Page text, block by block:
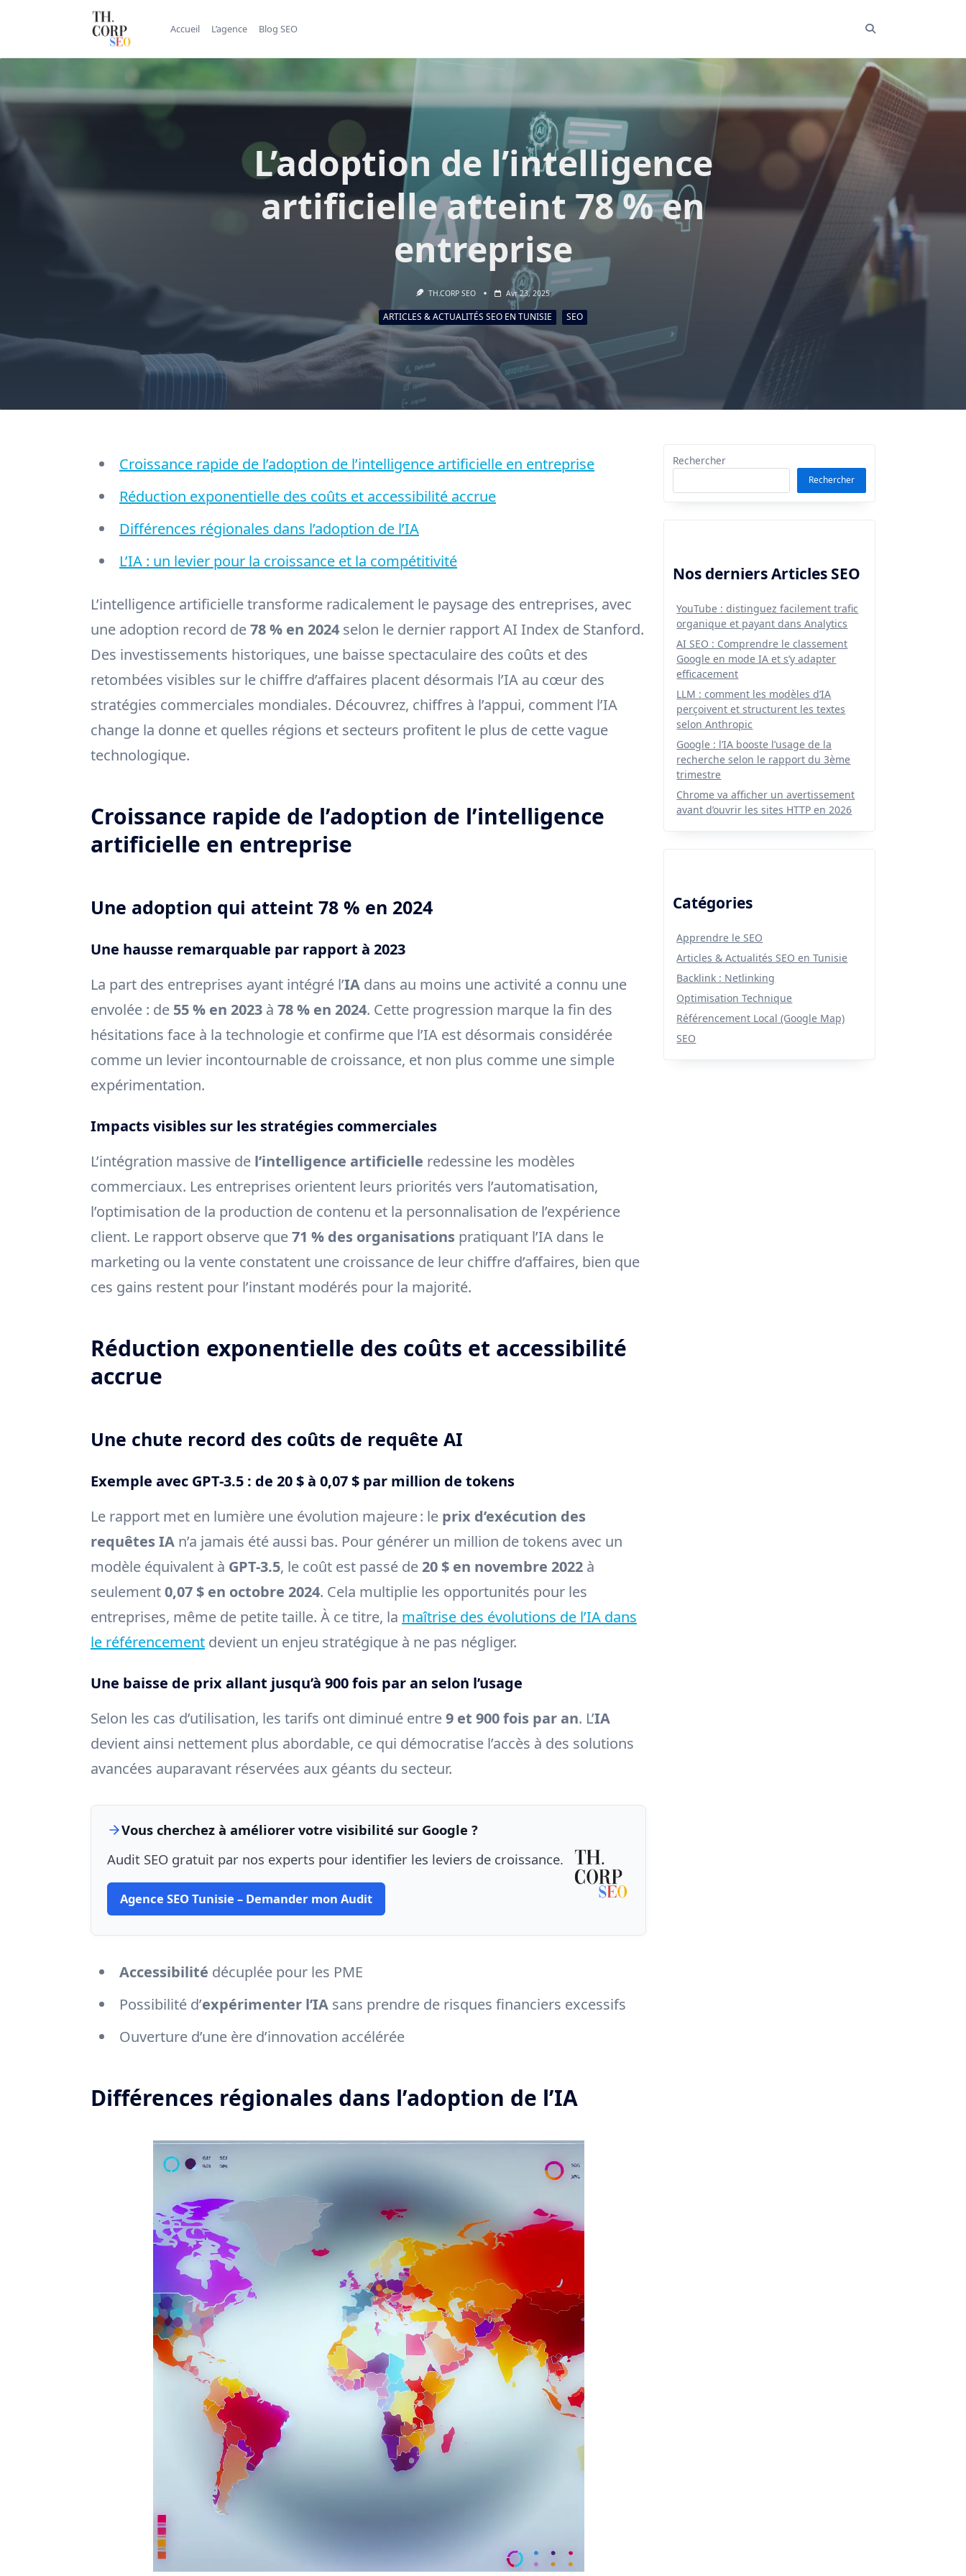
Accueil L’agence Blog SEO
L’adoption de l’intelligence
artificielle atteint 78 % en
entreprise
TH.CORP SEO Avr 23, 2025
ARTICLES & ACTUALITÉS SEO EN TUNISIE SEO
Croissance rapide de l’adoption de l’intelligence artificielle en entreprise
Réduction exponentielle des coûts et accessibilité accrue
Différences régionales dans l’adoption de l’IA
L’IA : un levier pour la croissance et la compétitivité
L’intelligence artificielle transforme radicalement le paysage des entreprises, avec
une adoption record de78 % en 2024 selon le dernier rapport AI Index de Stanford.
Des investissements historiques, une baisse spectaculaire des coûts et des
retombées visibles sur le chiffre d’affaires placent désormais l’IA au cœur des
stratégies commerciales mondiales. Découvrez, chiffres à l’appui, comment l’IA
change la donne et quelles régions et secteurs profitent le plus de cette vague
technologique.
Croissance rapide de l’adoption de l’intelligence
artificielle en entreprise
Une adoption qui atteint 78 % en 2024
Une hausse remarquable par rapport à 2023
La part des entreprises ayant intégré l’IA dans au moins une activité a connu une
envolée : de 55 % en 2023 à 78 % en 2024. Cette progression marque la fin des
hésitations face à la technologie et confirme que l’IA est désormais considérée
comme un levier incontournable de croissance, et non plus comme une simple
expérimentation.
Impacts visibles sur les stratégies commerciales
L’intégration massive de l’intelligence artificielle redessine les modèles
commerciaux. Les entreprises orientent leurs priorités vers l’automatisation,
l’optimisation de la production de contenu et la personnalisation de l’expérience
client. Le rapport observe que71 % des organisations pratiquant l’IA dans le
marketing ou la vente constatent une croissance de leur chiffre d’affaires, bien que
ces gains restent pour l’instant modérés pour la majorité.
Réduction exponentielle des coûts et accessibilité
accrue
Une chute record des coûts de requête AI
Exemple avec GPT-3.5 : de 20 $ à 0,07 $ par million de tokens
Le rapport met en lumière une évolution majeure : le prix d’exécution des
requêtes IA n’a jamais été aussi bas. Pour générer un million de tokens avec un
modèle équivalent à GPT-3.5, le coût est passé de20 $ en novembre 2022 à
seulement0,07 $ en octobre 2024. Cela multiplie les opportunités pour les
entreprises, même de petite taille. À ce titre, la maîtrise des évolutions de l’IA dans
le référencement devient un enjeu stratégique à ne pas négliger.
Une baisse de prix allant jusqu’à 900 fois par an selon l’usage
Selon les cas d’utilisation, les tarifs ont diminué entre9 et 900 fois par an. L’IA
devient ainsi nettement plus abordable, ce qui démocratise l’accès à des solutions
avancées auparavant réservées aux géants du secteur.
Vous cherchez à améliorer votre visibilité sur Google ?
Audit SEO gratuit par nos experts pour identifier les leviers de croissance.
Agence SEO Tunisie – Demander mon Audit
Accessibilité décuplée pour les PME
Possibilité d’expérimenter l’IA sans prendre de risques financiers excessifs
Ouverture d’une ère d’innovation accélérée
Différences régionales dans l’adoption de l’IA
Rechercher
Rechercher
Nos derniers Articles SEO
YouTube : distinguez facilement trafic
organique et payant dans Analytics
AI SEO : Comprendre le classement
Google en mode IA et s’y adapter
efficacement
LLM : comment les modèles d’IA
perçoivent et structurent les textes
selon Anthropic
Google : l’IA booste l’usage de la
recherche selon le rapport du 3ème
trimestre
Chrome va afficher un avertissement
avant d’ouvrir les sites HTTP en 2026
Catégories
Apprendre le SEO
Articles & Actualités SEO en Tunisie
Backlink : Netlinking
Optimisation Technique
Référencement Local (Google Map)
SEO